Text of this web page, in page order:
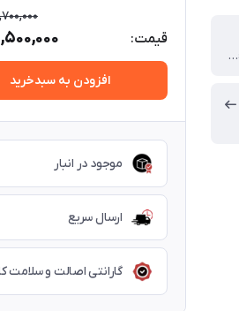
پشت بسته ( closed-back )
قیمت:
افزودن به سبدخرید
موجود در انبار
ارسال سریع
گارانتی اصالت و سلامت